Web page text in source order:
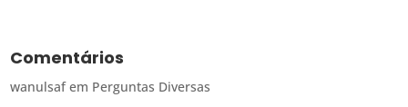
Comentários
wanulsafem Perguntas Diversas